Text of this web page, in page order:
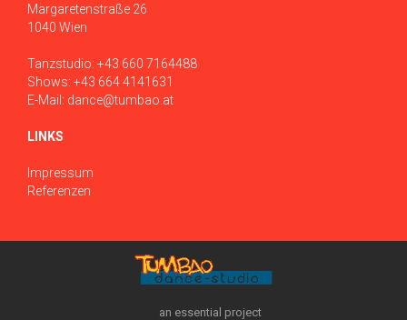
Margaretenstraße 26
1040 Wien
Tanzstudio: +43 660 7164488
Shows: +43 664 4141631
E-Mail: dance@tumbao.at
LINKS
Impressum
Referenzen
an essential project